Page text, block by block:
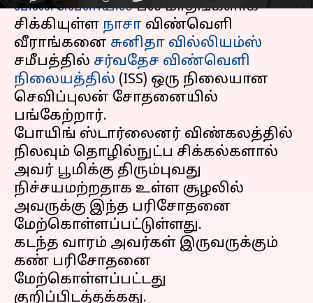
விண்வெளியில்பல மாதங்களாக
சிக்கியுள்ள நாசா விண்வெளி
வீராங்கனை சுனிதா வில்லியம்ஸ்
சமீபத்தில் சர்வதேச விண்வெளி
நிலையத்தில் (ISS) ஒரு நிலையான
செவிப்புலன் சோதனையில்
பங்கேற்றார்.
போயிங் ஸ்டார்லைனர் விண்கலத்தில்
நிலவும் தொழில்நுட்ப சிக்கல்களால்
அவர் பூமிக்கு திரும்புவது
நிச்சயமற்றதாக உள்ள சூழலில்
அவருக்கு இந்த பரிசோதனை
மேற்கொள்ளப்பட்டுள்ளது.
கடந்த வாரம் அவர்கள் இருவருக்கும்
கண் பரிசோதனை
மேற்கொள்ளப்பட்டது
குறிப்பிடத்தக்கது.